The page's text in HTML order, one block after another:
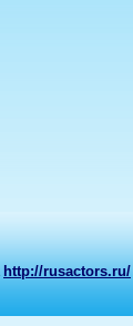
http://rusactors.ru/